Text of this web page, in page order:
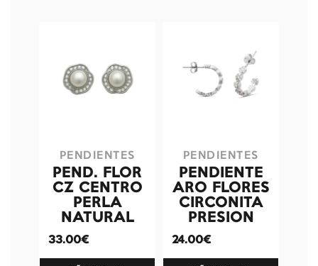
PENDIENTES
PEND. FLOR
CZ CENTRO
PERLA
NATURAL
33.00€
PENDIENTES
PENDIENTE
ARO FLORES
CIRCONITA
PRESION
24.00€